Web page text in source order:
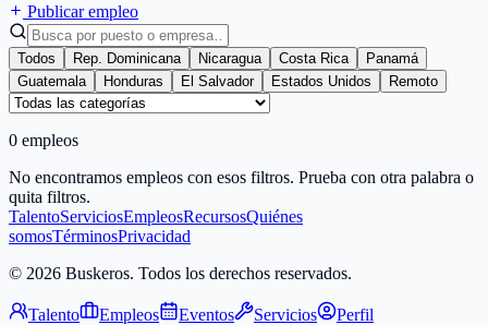
Publicar empleo
Todos Rep. Dominicana Nicaragua Costa Rica
Panamá
Guatemala
Honduras El Salvador Estados Unidos Remoto
0 empleos
No encontramos empleos con esos filtros. Prueba con otra palabra o
quita filtros.
TalentoServiciosEmpleosRecursosQuiénes
somosTérminosPrivacidad
© 2026 Buskeros. Todos los derechos reservados.
Talento Empleos Eventos Servicios Perfil